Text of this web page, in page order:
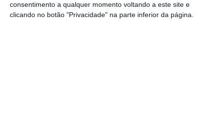
consentimento a qualquer momento voltando a este site e
clicando no botão "Privacidade" na parte inferior da página.